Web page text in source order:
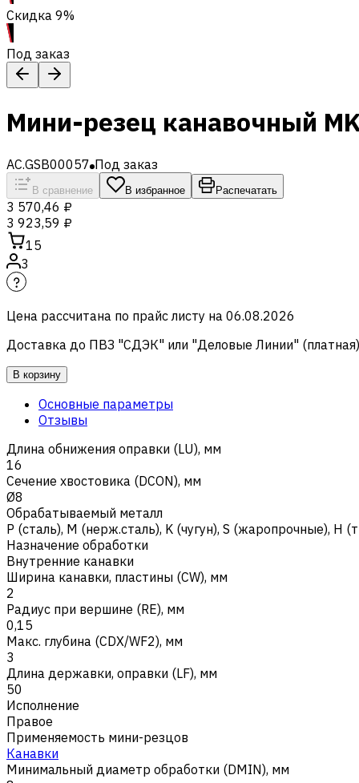
Скидка 9%
Под заказ
Мини-резец канавочный
AC.GSB00057 Под заказ
В сравнение В избранное Распечатать
3 570,46 ₽
3 923,59 ₽
15
3
Цена рассчитана по прайс листу на 06.08.2026
Доставка до ПВЗ "СДЭК" или "Деловые Линии" (платная)
В корзину
Основные параметры
Отзывы
Длина обнижения оправки (LU), мм
16
Сечение хвостовика (DCON), мм
Ø8
Обрабатываемый металл
Р (сталь), M (нерж.сталь), K (чугун), S (жаропрочные), H
Назначение обработки
Внутренние канавки
Ширина канавки, пластины (CW), мм
2
Радиус при вершине (RE), мм
0,15
Макс. глубина (CDX/WF2), мм
3
Длина державки, оправки (LF), мм
50
Исполнение
Правое
Применяемость мини-резцов
Канавки
Минимальный диаметр обработки (DMIN), мм